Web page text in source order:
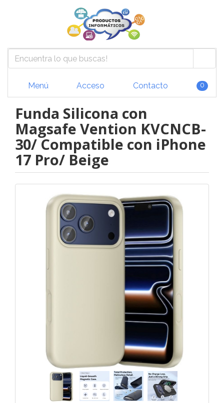
Menú Acceso Contacto 0
Funda Silicona con
Magsafe Vention KVCNCB-
30/ Compatible con iPhone
17 Pro/ Beige